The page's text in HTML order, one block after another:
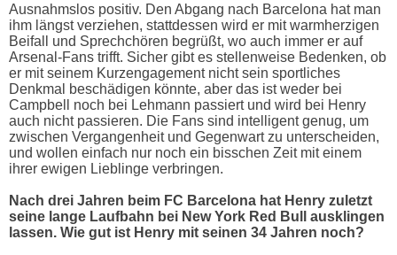
Ausnahmslos positiv. Den Abgang nach Barcelona hat man
ihm längst verziehen, stattdessen wird er mit warmherzigen
Beifall und Sprechchören begrüßt, wo auch immer er auf
Arsenal-Fans trifft. Sicher gibt es stellenweise Bedenken, ob
er mit seinem Kurzengagement nicht sein sportliches
Denkmal beschädigen könnte, aber das ist weder bei
Campbell noch bei Lehmann passiert und wird bei Henry
auch nicht passieren. Die Fans sind intelligent genug, um
zwischen Vergangenheit und Gegenwart zu unterscheiden,
und wollen einfach nur noch ein bisschen Zeit mit einem
ihrer ewigen Lieblinge verbringen.
Nach drei Jahren beim FC Barcelona hat Henry zuletzt
seine lange Laufbahn bei New York Red Bull ausklingen
lassen. Wie gut ist Henry mit seinen 34 Jahren noch?